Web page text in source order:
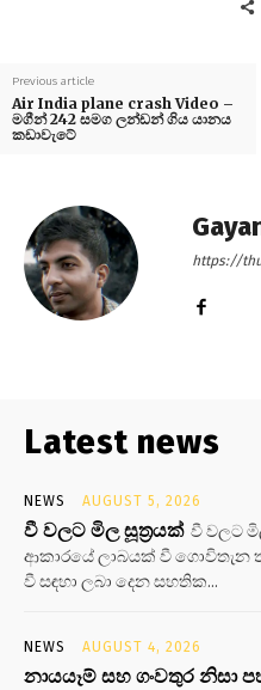
Previous article
Air India plane crash Video –
මගීන් 242 සමග ලන්ඩන් ගිය යානය
කඩාවැටේ
https://
Latest news
NEWS AUGUST 5, 2026
වී වලට මිල සූත්‍රයක් වී වලට
ආකාරයේ ලාබයක් වී
වී සඳහා ලබා දෙන සහතික...
NEWS AUGUST 4, 2026
නායයෑම් සහ ගංවතුර නිසා